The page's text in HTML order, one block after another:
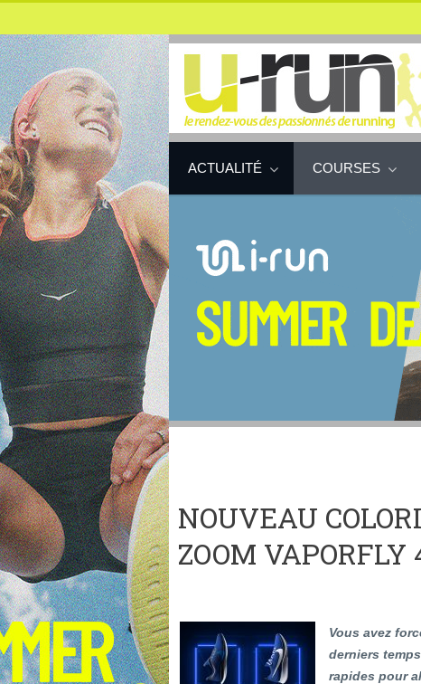
ACTUALITÉ COURSES
NOUVEAU
ZOOM VAPORFLY
Vous avez
derniers
rapides pour